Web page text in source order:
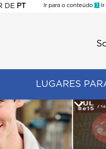
DE PT
Ir para o conteúdo 1
LUGARES